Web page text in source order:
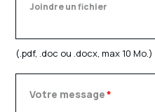
Joindre un fichier
(.pdf, .doc ou .docx, max 10 Mo.)
Votre message*